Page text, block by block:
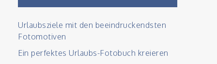
Urlaubsziele mit den beeindruckendsten
Fotomotiven
Ein perfektes Urlaubs-Fotobuch kreieren